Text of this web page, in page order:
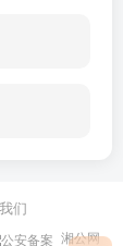
们
湘公网